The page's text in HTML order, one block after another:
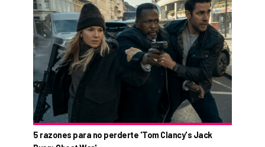
5 razones para no perderte 'Tom Clancy's Jack